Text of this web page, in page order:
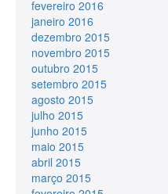
fevereiro 2016
janeiro 2016
dezembro 2015
novembro 2015
outubro 2015
setembro 2015
agosto 2015
julho 2015
junho 2015
maio 2015
abril 2015
março 2015